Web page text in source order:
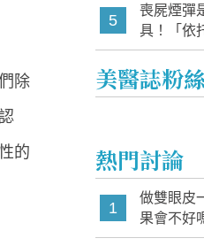
除
的
5
喪屍煙彈
具！「依
家長必知
美醫誌粉
熱門討論
1
做雙眼皮
果會不好